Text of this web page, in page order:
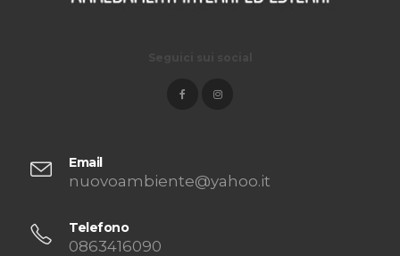
Email
nuovoambiente@yahoo.it
Telefono
0863416090